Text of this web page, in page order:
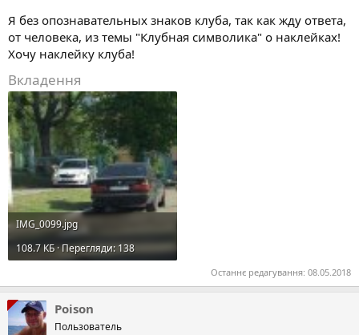
Я без опознавательных знаков клуба, так как жду ответа,
от человека, из темы "Клубная символика" о наклейках!
Хочу наклейку клуба!
Вкладення
IMG_0099.jpg
108.7 КБ · Перегляди: 138
Останнє редагування: 08.05.2018
Poison
Пользователь